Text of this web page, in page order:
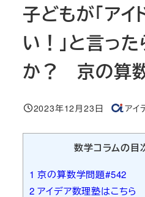
子どもが「ア
い！」と言っ
か？ 京の算
投稿日
2023年12月23日
著
アイ
数学コラムの目
1 京の算数学問題#542
2 アイデア数理塾はこちら